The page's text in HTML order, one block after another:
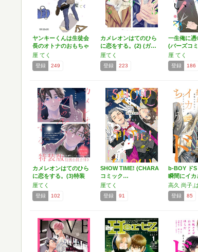
ヤンキーくんは生徒会
長のオトナのおもちゃ
(…
厘 てく
登録 249
カメレオンはてのひら
に恋をする。(2) (ガ…
厘てく
登録 223
一生俺に憑
(バーズコ
厘 てく
登録 186
カメレオンはてのひら
に恋をする。(3)特装
版…
厘てく
登録 102
SHOW TIME! (CHARA
コミック…
厘てく
登録 91
b-BOY ドS
瞬間にイ
登録 85